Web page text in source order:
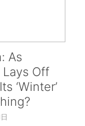
As
Off
‘Winter’